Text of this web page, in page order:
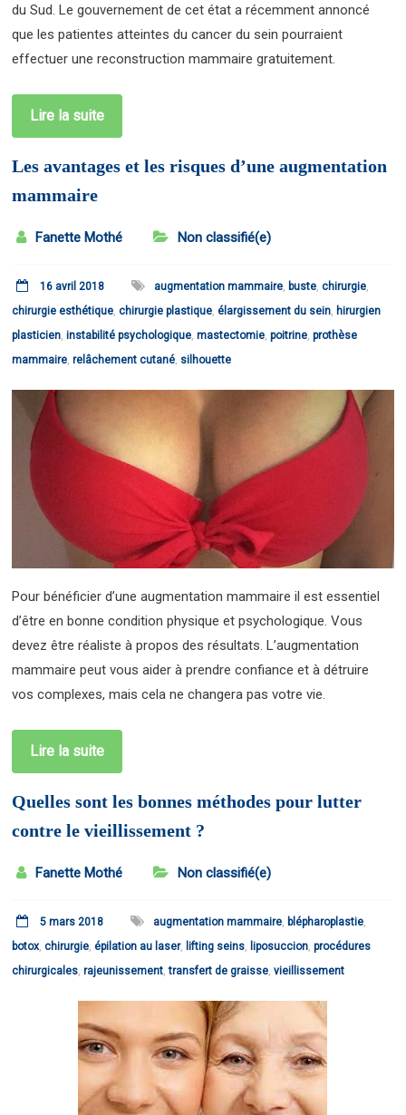
du Sud. Le gouvernement de cet état a récemment annoncé
que les patientes atteintes du cancer du sein pourraient
effectuer une reconstruction mammaire gratuitement.
Lire la suite
Les avantages et les risques d’une augmentation
mammaire
Fanette Mothé Non classifié(e)
16 avril 2018 augmentation mammaire buste ,chirurgie
chirurgie esthétique ,chirurgie plastique ,élargissement du sein hirurgien
plasticien ,instabilité psychologique ,mastectomie ,poitrine ,prothèse
mammaire ,relâchement cutané silhouette
Pour bénéficier d’une augmentation mammaire il est essentiel
d’être en bonne condition physique et psychologique. Vous
devez être réaliste à propos des résultats. L’augmentation
mammaire peut vous aider à prendre confiance et à détruire
vos complexes, mais cela ne changera pas votre vie.
Lire la suite
Quelles sont les bonnes méthodes pour lutter
contre le vieillissement ?
Fanette Mothé Non classifié(e)
5 mars 2018 augmentation mammaire, blépharoplastie,
botox,chirurgie,épilation au laser, lifting seins, liposuccion,procédures
chirurgicales,rajeunissement,transfert de graisse,vieillissement